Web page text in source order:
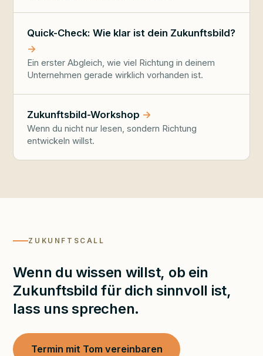
Quick-Check: Wie klar ist dein Zukunftsbild?
Ein erster Abgleich, wie viel Richtung in deinem
Unternehmen gerade wirklich vorhanden ist.
Zukunftsbild-Workshop
Wenn du nicht nur lesen, sondern Richtung
entwickeln willst.
ZUKUNFTSCALL
Wenn du wissen willst, ob ein
Zukunftsbild für dich sinnvoll ist,
lass uns sprechen.
Termin mit Tom vereinbaren